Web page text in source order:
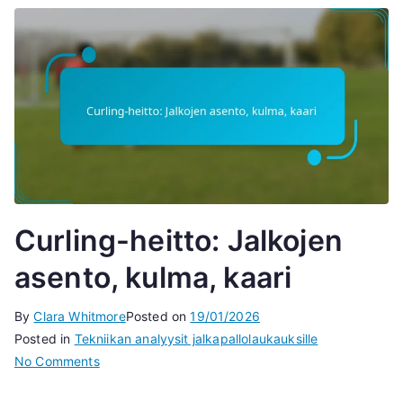
Curling-heitto: Jalkojen
asento, kulma, kaari
ByClara WhitmorePosted on19/01/2026
Posted in Tekniikan analyysit jalkapallolaukauksille
No Commentson